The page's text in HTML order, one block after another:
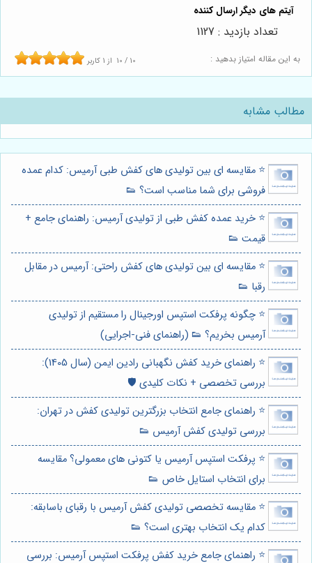
به این مقاله امتیاز بدهید : 10 / 10 از 1 کاربر
تعداد بازدید : 1127
مطالب مشابه
⭐️ مقایسه ای بین تولیدی های کفش طبی آرمیس: کدام عمده
فروشی برای شما مناسب است؟ 👟
⭐️ خرید عمده کفش طبی از تولیدی آرمیس: راهنمای جامع +
قیمت 👟
⭐️ مقایسه ای بین تولیدی های کفش راحتی: آرمیس در مقابل
رقبا 👟
⭐️ چگونه پرفکت استپس اورجینال را مستقیم از تولیدی
آرمیس بخریم؟ 👟 (راهنمای فنی-اجرایی)
⭐️ راهنمای خرید کفش نگهبانی رادین ایمن (سال 1405):
بررسی تخصصی + نکات کلیدی 🛡️
⭐️ راهنمای جامع انتخاب بزرگترین تولیدی کفش در تهران:
بررسی تولیدی کفش آرمیس 👟
⭐️ پرفکت استپس آرمیس یا کتونی های معمولی؟ مقایسه
برای انتخاب استایل خاص 👟
⭐️ مقایسه تخصصی تولیدی کفش آرمیس با رقبای باسابقه:
کدام یک انتخاب بهتری است؟ 👟
⭐️ راهنمای جامع خرید کفش پرفکت استپس آرمیس: بررسی